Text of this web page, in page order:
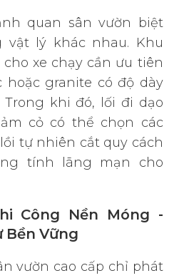
quan sân vườn biệt
lý khác nhau. Khu
xe chạy cần ưu tiên
hoặc granite có độ dày
khi đó, lối đi dạo
cỏ có thể chọn các
tự nhiên cắt quy cách
tính lãng mạn cho
Công Nền Móng -
Bền Vững
vườn cao cấp chỉ phát